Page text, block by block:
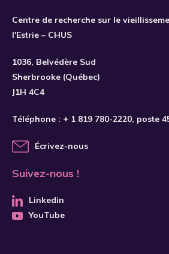
Centre de recherche sur le
l'Estrie – CHUS
1036, Belvédère Sud
Sherbrooke (Québec)
J1H 4C4
Téléphone : + 1 819 780-2220, poste
Écrivez-nous
Suivez-nous !
Linkedin
YouTube